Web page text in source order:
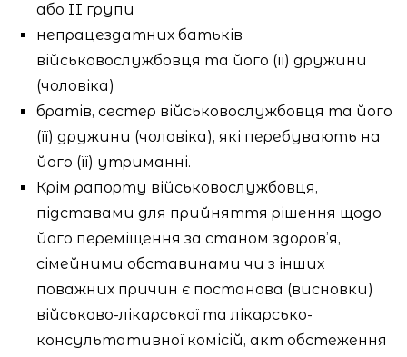
або II групи
непрацездатних батьків
військовослужбовця та його (її) дружини
(чоловіка)
братів, сестер військовослужбовця та його
(її) дружини (чоловіка), які перебувають на
його (її) утриманні.
Крім рапорту військовослужбовця,
підставами для прийняття рішення щодо
його переміщення за станом здоров’я,
сімейними обставинами чи з інших
поважних причин є постанова (висновки)
військово-лікарської та лікарсько-
консультативної комісій, акт обстеження